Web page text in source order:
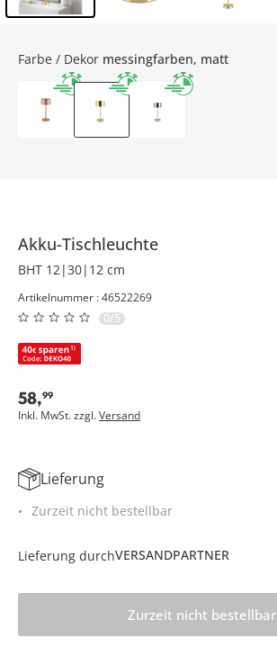
Akku-Tischleuchte
BHT 12|30|12 cm
Artikelnummer : 46522269
0/5
58,99
Inkl. MwSt. zzgl.Versand
Farbe / Dekor messingfarben, matt
Lieferung
Zurzeit nicht bestellbar
Lieferung durchVERSANDPARTNER
Zurzeit nicht bestellbar